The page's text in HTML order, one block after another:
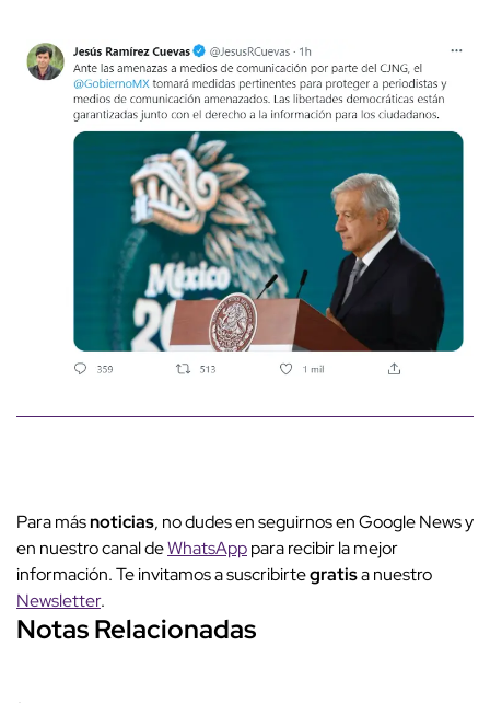
Para másnoticias, no dudes en seguirnos en Google News y
en nuestro canal deWhatsApppara recibir la mejor
información. Te invitamos a suscribirtegratisa nuestro
Newsletter.
Notas Relacionadas